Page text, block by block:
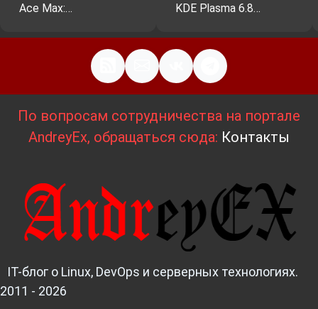
Ace Max:…
KDE Plasma 6.8…
По вопросам сотрудничества на портале
AndreyEx, обращаться сюда: Контакты
IT-блог о Linux, DevOps и серверных технологиях.
2011 - 2026